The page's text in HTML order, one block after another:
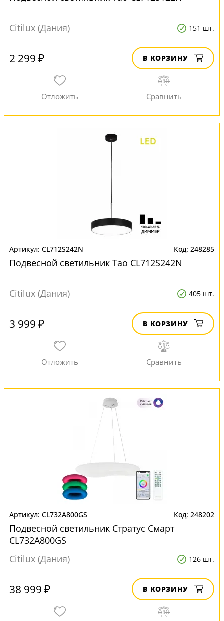
Citilux (Дания) 151 шт.
2 299 ₽ В КОРЗИНУ
CL712S242N 248285
Подвесной светильник Тао CL712S242N
Citilux (Дания) 405 шт.
3 999 ₽ В КОРЗИНУ
CL732A800GS 248202
Подвесной светильник Стратус Смарт
CL732A800GS
Citilux (Дания)
126 шт.
38 999 ₽ В КОРЗИНУ